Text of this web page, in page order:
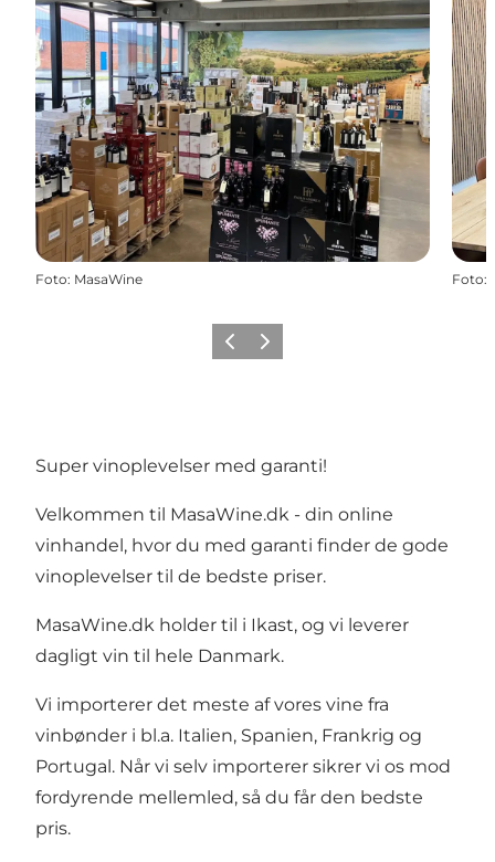
Foto: MasaWine Foto:
Forrige billede
Næste billede
Super vinoplevelser med garanti!
Velkommen til MasaWine.dk - din online
vinhandel, hvor du med garanti finder de gode
vinoplevelser til de bedste priser.
MasaWine.dk holder til i Ikast, og vi leverer
dagligt vin til hele Danmark.
Vi importerer det meste af vores vine fra
vinbønder i bl.a. Italien, Spanien, Frankrig og
Portugal. Når vi selv importerer sikrer vi os mod
fordyrende mellemled, så du får den bedste
pris.